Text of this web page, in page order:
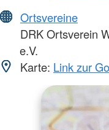
Ortsvereine
DRK Ortsverein
e.V.
Karte: Link zur